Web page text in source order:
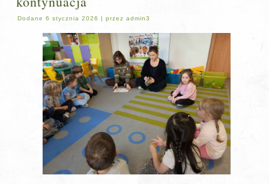
Dodane 6 stycznia 2026 |przez admin3